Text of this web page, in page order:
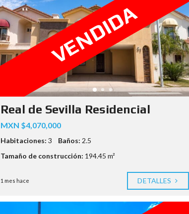
VENDIDA
Real de Sevilla Residencial
MXN $4,070,000
Habitaciones: 3 Baños: 2.5
Tamaño de construcción: 194.45 m²
1 mes hace DETALLES